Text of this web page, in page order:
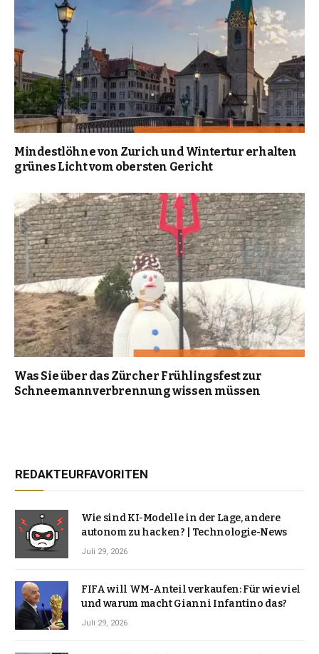
Mindestlöhne von Zurich und Wintertur erhalten
grünes Licht vom obersten Gericht
Was Sie über das Zürcher Frühlingsfest zur
Schneemannverbrennung wissen müssen
REDAKTEURFAVORITEN
Wie sind KI-Modelle in der Lage, andere
autonom zu hacken? | Technologie-News
Juli 29, 2026
FIFA will WM-Anteil verkaufen: Für wie viel
und warum macht Gianni Infantino das?
Juli 29, 2026